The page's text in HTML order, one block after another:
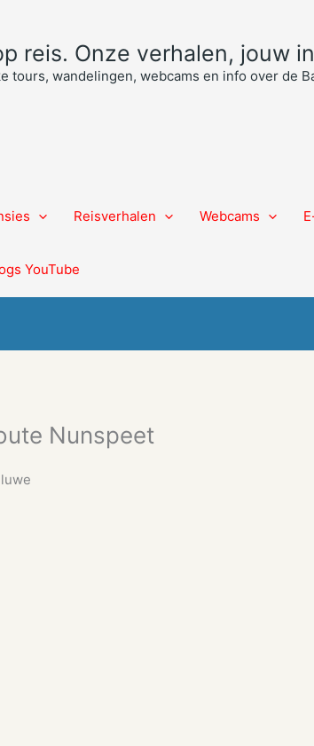
reis. Onze verhalen, jouw
tours, wandelingen, webcams en info over de
Reisverhalen Webcams
YouTube
Nunspeet